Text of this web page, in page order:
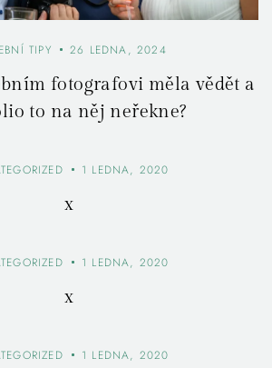
TIPY 26 LEDNA, 2024
fotografovi měla vědět a
to na něj neřekne?
1 LEDNA, 2020
x
1 LEDNA, 2020
x
1 LEDNA, 2020